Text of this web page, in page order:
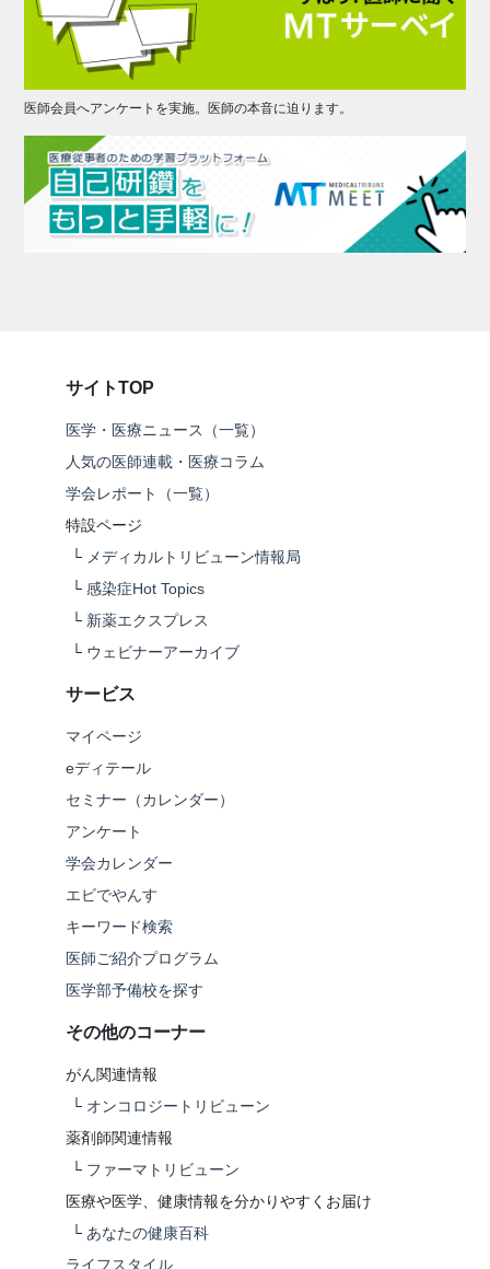
医師会員へアンケートを実施。医師の本音に迫ります。
サイトTOP
医学・医療ニュース（一覧）
人気の医師連載・医療コラム
学会レポート（一覧）
特設ページ
└ メディカルトリビューン情報局
└ 感染症Hot Topics
└ 新薬エクスプレス
└ ウェビナーアーカイブ
サービス
マイページ
eディテール
セミナー（カレンダー）
アンケート
学会カレンダー
エビでやんす
キーワード検索
医師ご紹介プログラム
医学部予備校を探す
その他のコーナー
がん関連情報
└ オンコロジートリビューン
薬剤師関連情報
└ ファーマトリビューン
医療や医学、健康情報を分かりやすくお届け
└ あなたの健康百科
ライフスタイル